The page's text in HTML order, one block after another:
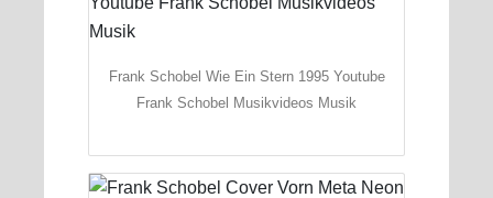
Frank Schobel Wie Ein Stern 1995 Youtube
Frank Schobel Musikvideos Musik